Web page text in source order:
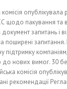
опублікувала
щодо пакування та
документ запитань і
поширені
підтримку
до нових вимог. 30
комісія
рекомендації